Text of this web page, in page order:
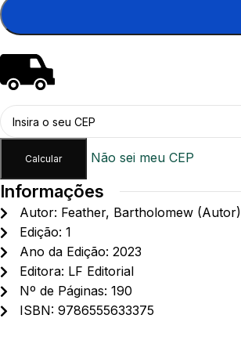
Não sei meu CEP
Informações
Autor: Feather, Bartholomew (Autor)
Edição: 1
Ano da Edição: 2023
Editora: LF Editorial
Nº de Páginas: 190
ISBN: 9786555633375